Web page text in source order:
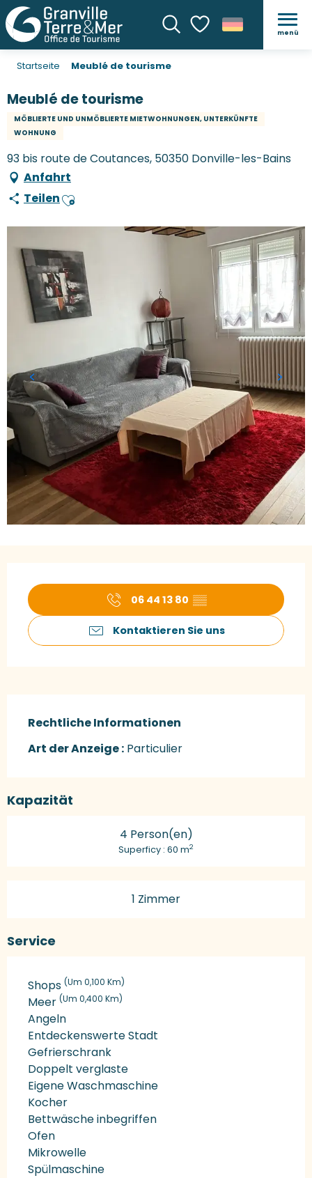
SucheVoir les favoris
menü
Startseite Meublé de tourisme
Meublé de tourisme
MÖBLIERTE UND UNMÖBLIERTE MIETWOHNUNGEN, UNTERKÜNFTE
WOHNUNG
93 bis route de Coutances, 50350 Donville-les-Bains
Anfahrt
TeilenAjouter aux favoris
06 44 13 80 ▒▒
Kontaktieren Sie uns
Rechtliche Informationen
Rechtliche Informationen
Art der Anzeige : Particulier
Kapazität
4 Person(en)
Superficy : 60 m2
1 Zimmer
Service
Shops (Um 0,100 Km)
Meer (Um 0,400 Km)
Angeln
Entdeckenswerte Stadt
Gefrierschrank
Doppelt verglaste
Eigene Waschmaschine
Kocher
Bettwäsche inbegriffen
Ofen
Mikrowelle
Spülmaschine